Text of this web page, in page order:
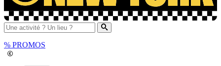
% PROMOS